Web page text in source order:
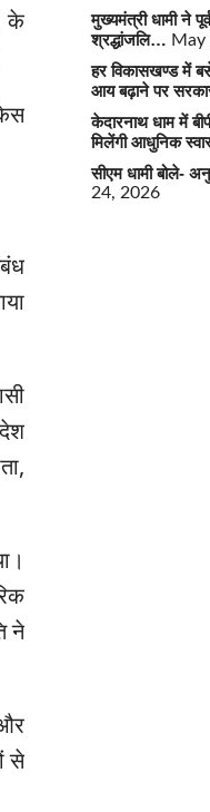
के
ने
से
मुख्यमंत्री धामी ने
श्रद्धांजलि… May
हर विकासखण्ड में
आय बढ़ाने पर
केदारनाथ धाम में
मिलेंगी आधुनिक
सीएम धामी बोले-
24, 2026